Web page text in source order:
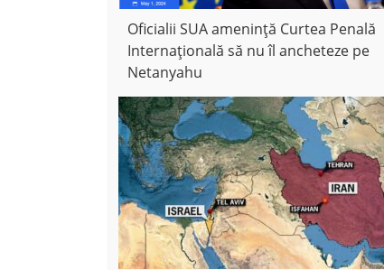
Oficialii SUA amenință Curtea Penală
Internațională să nu îl ancheteze pe
Netanyahu